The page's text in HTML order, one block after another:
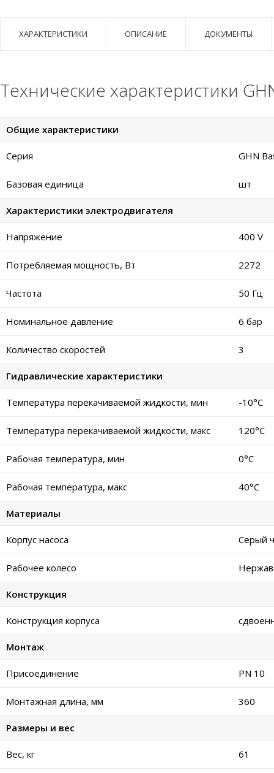
ХАРАКТЕРИСТИКИ ОПИСАНИЕ ДОКУМЕНТЫ
Технические характеристики
Общие характеристики
Серия GHN
Базовая единица шт
Характеристики электродвигателя
Напряжение 400 V
Потребляемая мощность, Вт 2272
Частота 50 Гц
Номинальное давление 6 бар
Количество скоростей 3
Гидравлические характеристики
Температура перекачиваемой жидкости, мин -10°C
Температура перекачиваемой жидкости, макс 120°C
Рабочая температура, мин 0°C
Рабочая температура, макс 40°C
Материалы
Корпус насоса Серый
Рабочее колесо
Конструкция
Конструкция корпуса
Монтаж
Присоединение PN 10
Монтажная длина, мм 360
Размеры и вес
Вес, кг 61